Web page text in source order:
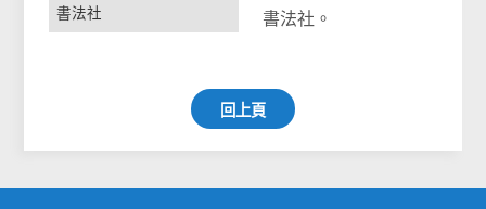
書法社
書法社。
回上頁